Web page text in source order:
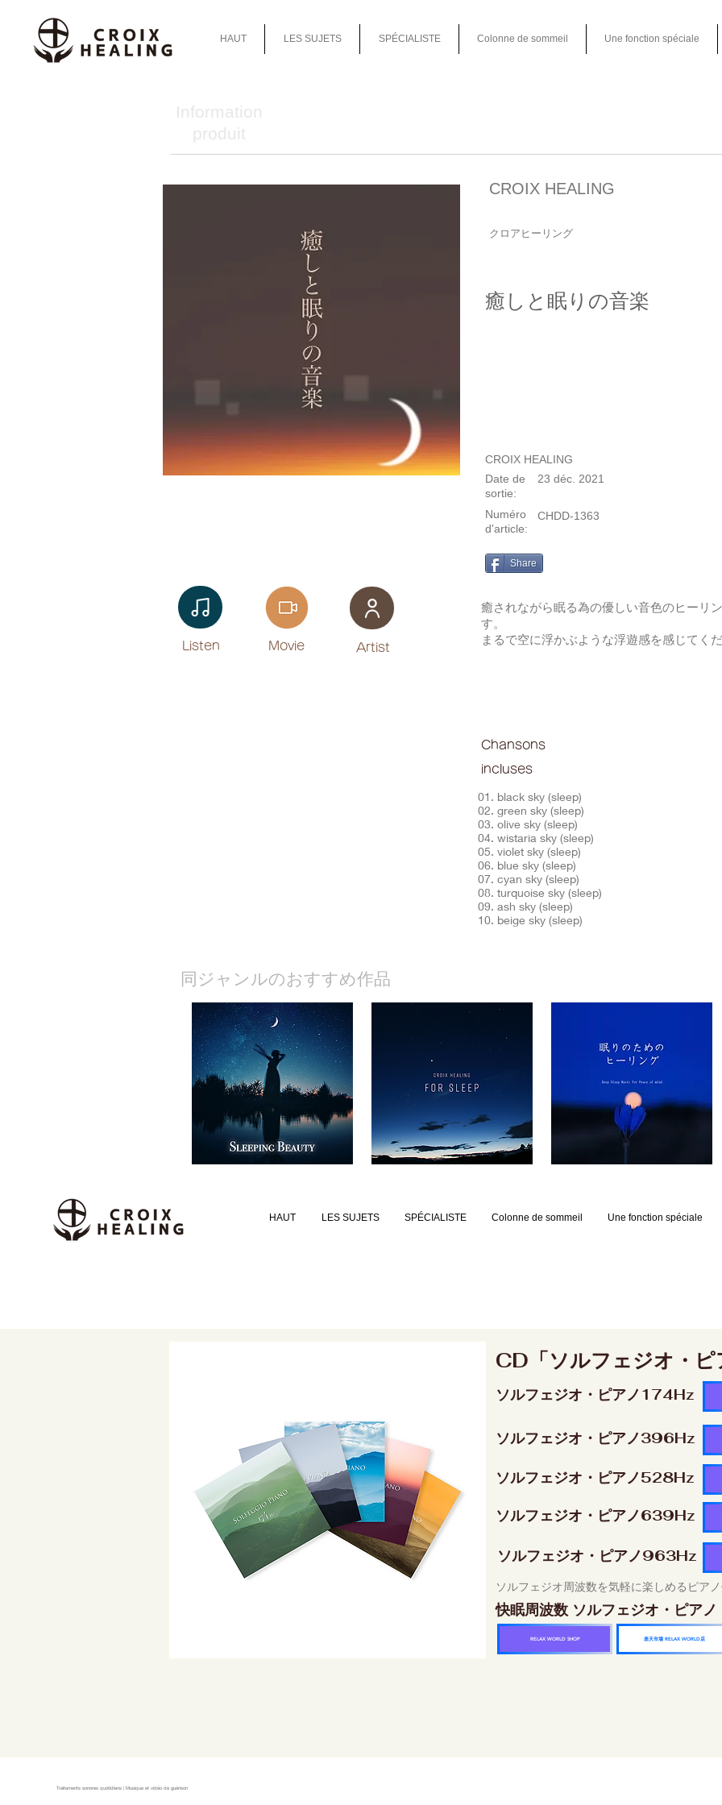
HAUT LES SUJETS SPÉCIALISTE Colonne de sommeil Une fonction spéciale
Information
produit
Listen​ Movie ​Artist
CROIX HEALING
クロアヒーリング
癒しと眠りの音楽
CROIX HEALING
23 déc. 2021
Date de
sortie:
Numéro
d'article:
CHDD-1363
Share
癒されながら眠る為の優しい音色のヒーリ
す。
まるで空に浮かぶような浮遊感を感じてくだ
Chansons
incluses
01. black sky (sleep)
02. green sky (sleep)
03. olive sky (sleep)
04. wistaria sky (sleep)
05. violet sky (sleep)
06. blue sky (sleep)
07. cyan sky (sleep)
08. turquoise sky (sleep)
09. ash sky (sleep)
10. beige sky (sleep)
​同ジャンルのおすすめ作品
HAUT LES SUJETS SPÉCIALISTE Colonne de sommeil Une fonction spéciale
CD「ソルフェジオ・
ソルフェジオ・ピアノ174Hz
ソルフェジオ・ピアノ396Hz
ソルフェジオ・ピアノ528Hz
ソルフェジオ・ピアノ639Hz
ソルフェジオ・ピアノ963Hz
ソルフェジオ周波数を気軽に楽しめるピア
快眠周波数 ソルフェジオ・ピア
RELAX WORLD SHOP 楽天市場 RELAX WORLD店
Traitements sonores quotidiens | Musique et vidéo de guérison